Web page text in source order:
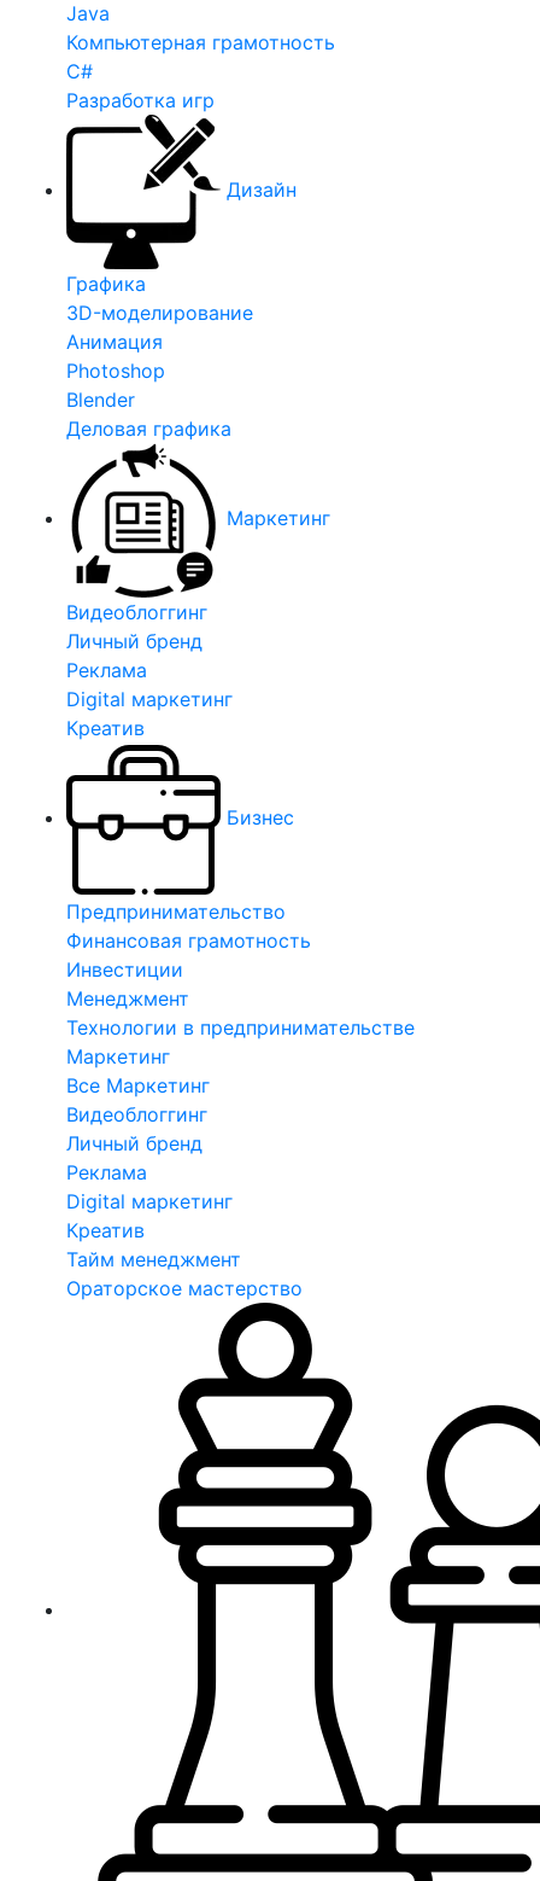
Java
Компьютерная грамотность
C#
Разработка игр
Дизайн
Графика
3D-моделирование
Анимация
Photoshop
Blender
Деловая графика
Маркетинг
Видеоблоггинг
Личный бренд
Реклама
Digital маркетинг
Креатив
Бизнес
Предпринимательство
Финансовая грамотность
Инвестиции
Менеджмент
Технологии в предпринимательстве
Маркетинг
Все Маркетинг
Видеоблоггинг
Личный бренд
Реклама
Digital маркетинг
Креатив
Тайм менеджмент
Ораторское мастерство